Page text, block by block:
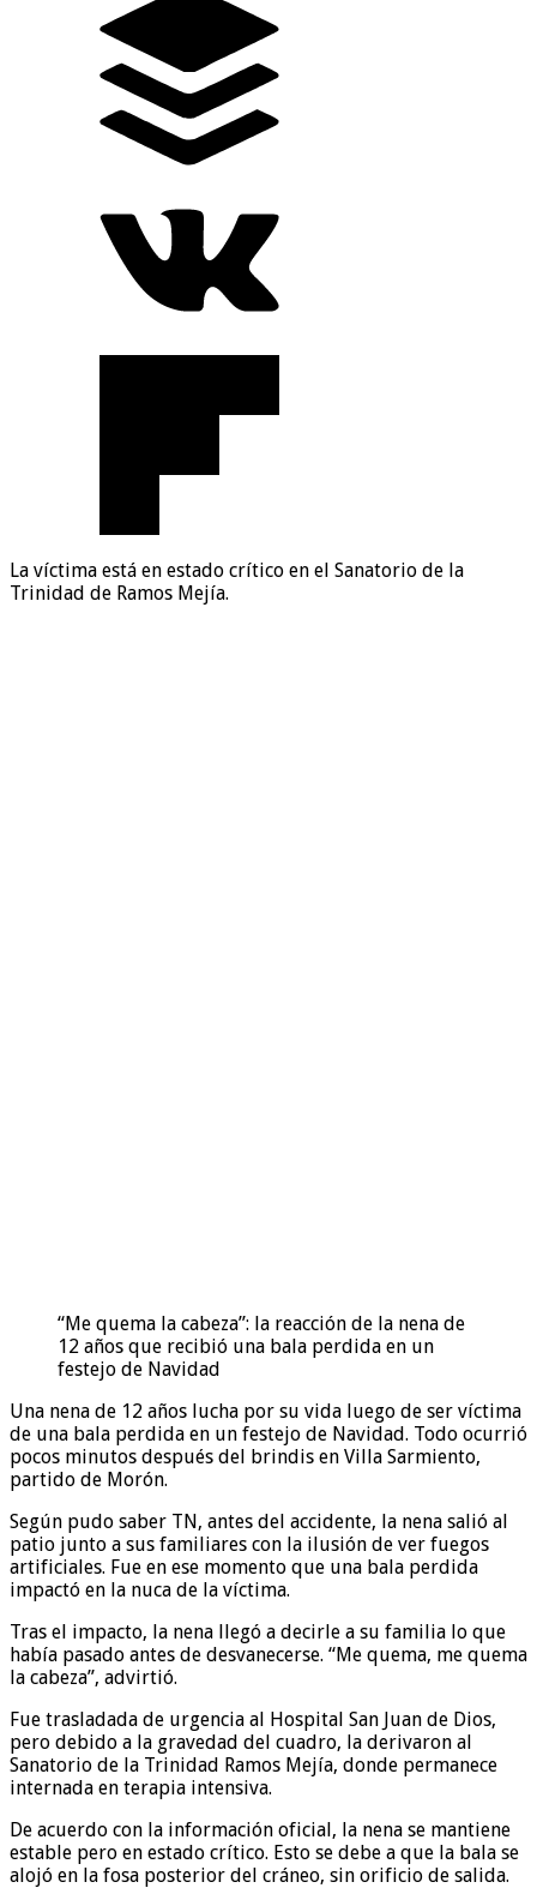
La víctima está en estado crítico en el Sanatorio de la
Trinidad de Ramos Mejía.
“Me quema la cabeza”: la reacción de la nena de
12 años que recibió una bala perdida en un
festejo de Navidad
Una nena de 12 años lucha por su vida luego de ser víctima
de una bala perdida en un festejo de Navidad. Todo ocurrió
pocos minutos después del brindis en Villa Sarmiento,
partido de Morón.
Según pudo saber TN, antes del accidente, la nena salió al
patio junto a sus familiares con la ilusión de ver fuegos
artificiales. Fue en ese momento que una bala perdida
impactó en la nuca de la víctima.
Tras el impacto, la nena llegó a decirle a su familia lo que
había pasado antes de desvanecerse. “Me quema, me quema
la cabeza”, advirtió.
Fue trasladada de urgencia al Hospital San Juan de Dios,
pero debido a la gravedad del cuadro, la derivaron al
Sanatorio de la Trinidad Ramos Mejía, donde permanece
internada en terapia intensiva.
De acuerdo con la información oficial, la nena se mantiene
estable pero en estado crítico. Esto se debe a que la bala se
alojó en la fosa posterior del cráneo, sin orificio de salida.